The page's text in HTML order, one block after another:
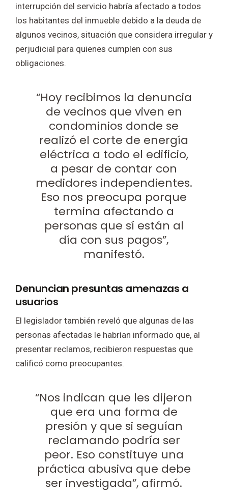
interrupción del servicio habría afectado a todos
los habitantes del inmueble debido a la deuda de
algunos vecinos, situación que considera irregular y
perjudicial para quienes cumplen con sus
obligaciones.
“Hoy recibimos la denuncia
de vecinos que viven en
condominios donde se
realizó el corte de energía
eléctrica a todo el edificio,
a pesar de contar con
medidores independientes.
Eso nos preocupa porque
termina afectando a
personas que sí están al
día con sus pagos”,
manifestó.
Denuncian presuntas amenazas a
usuarios
El legislador también reveló que algunas de las
personas afectadas le habrían informado que, al
presentar reclamos, recibieron respuestas que
calificó como preocupantes.
“Nos indican que les dijeron
que era una forma de
presión y que si seguían
reclamando podría ser
peor. Eso constituye una
práctica abusiva que debe
ser investigada”, afirmó.